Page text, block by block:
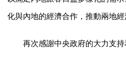
化與內地的經濟合作，推動兩地經
再次感謝中央政府的大力支持